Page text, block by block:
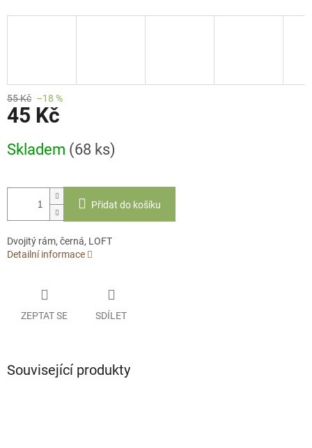
55 Kč –18 %
45 Kč
cena:
Skladem (68 ks)
Přidat do košíku
Dvojitý rám, černá, LOFT
Detailní informace
ZEPTAT SE SDÍLET
Související produkty